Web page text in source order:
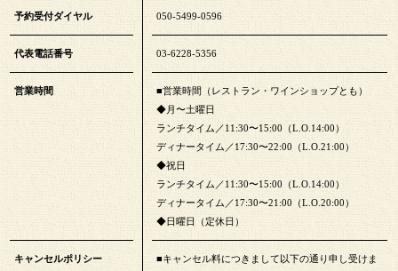
予約受付ダイヤル 050-5499-0596
代表電話番号 03-6228-5356
営業時間
■営業時間（レストラン・ワインショップとも）
◆月〜土曜日
ランチタイム／11:30〜15:00（L.O.14:00）
ディナータイム／17:30〜22:00（L.O.21:00）
◆祝日
ランチタイム／11:30〜15:00（L.O.14:00）
ディナータイム／17:30〜21:00（L.O.20:00）
◆日曜日（定休日）
キャンセルポリシー
■キャンセル料につきまして以下の通り申し受けま